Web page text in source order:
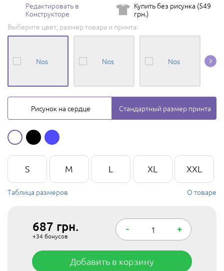
Редактировать в
Конструкторе
Купить без рисунка (549
грн.)
Выберите цвет, размер товара и принта:
Рисунок на сердце Стандартный размер принта
S M L XL XXL
Таблица размеров О товаре
687 грн.
+34бонусов
- +
Добавить в корзину